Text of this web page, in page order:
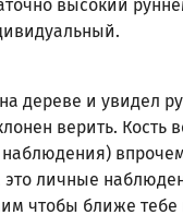
высокий
дереве и увидел
верить. Кость
впрочем
личные
чтобы ближе тебе